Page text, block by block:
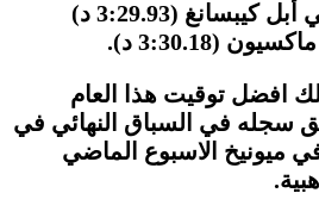
في يوجين، على الكيني أبل كيبسانغ (3:29.93 د)
(3:30.18 د).
افضل توقيت هذا العام
3:29.23 دقائق سجله في السباق النهائي في
في ميونيخ الاسبوع الماضي